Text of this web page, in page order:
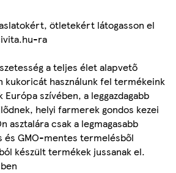
ötletekért látogasson el
ra
a teljes élet alapvető
kukoricát használunk fel termékeink
szívében, a leggazdagabb
helyi farmerek gondos kezei
asztalára csak a legmagasabb
és GMO-mentes termelésből
készült termékek jussanak el.